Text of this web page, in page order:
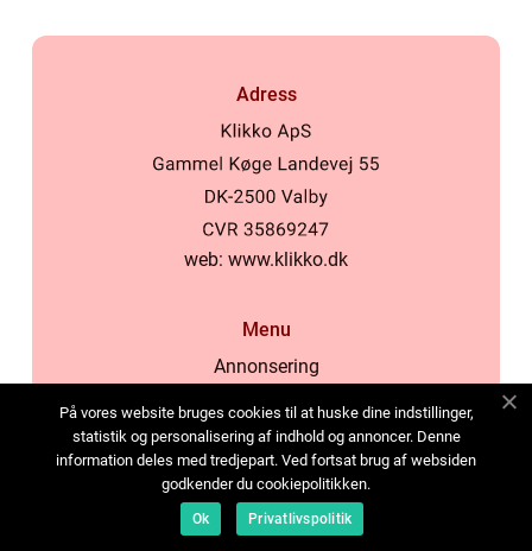
Adress
web: www.klikko.dk
Menu
Annonsering
Cookies
Kontakta oss
Sitemap
På vores website bruges cookies til at huske dine indstillinger,
statistik og personalisering af indhold og annoncer. Denne
information deles med tredjepart. Ved fortsat brug af websiden
godkender du cookiepolitikken.
Ok Privatlivspolitik